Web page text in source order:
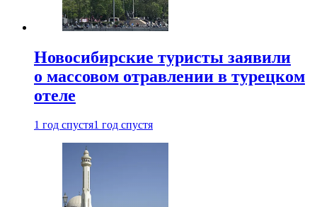
Новосибирские туристы заявили
о массовом отравлении в турецком
отеле
1 год спустя1 год спустя